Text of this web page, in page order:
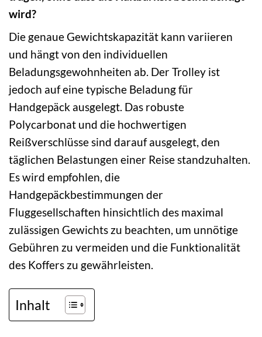
wird?
Die genaue Gewichtskapazität kann variieren
und hängt von den individuellen
Beladungsgewohnheiten ab. Der Trolley ist
jedoch auf eine typische Beladung für
Handgepäck ausgelegt. Das robuste
Polycarbonat und die hochwertigen
Reißverschlüsse sind darauf ausgelegt, den
täglichen Belastungen einer Reise standzuhalten.
Es wird empfohlen, die
Handgepäckbestimmungen der
Fluggesellschaften hinsichtlich des maximal
zulässigen Gewichts zu beachten, um unnötige
Gebühren zu vermeiden und die Funktionalität
des Koffers zu gewährleisten.
Inhalt